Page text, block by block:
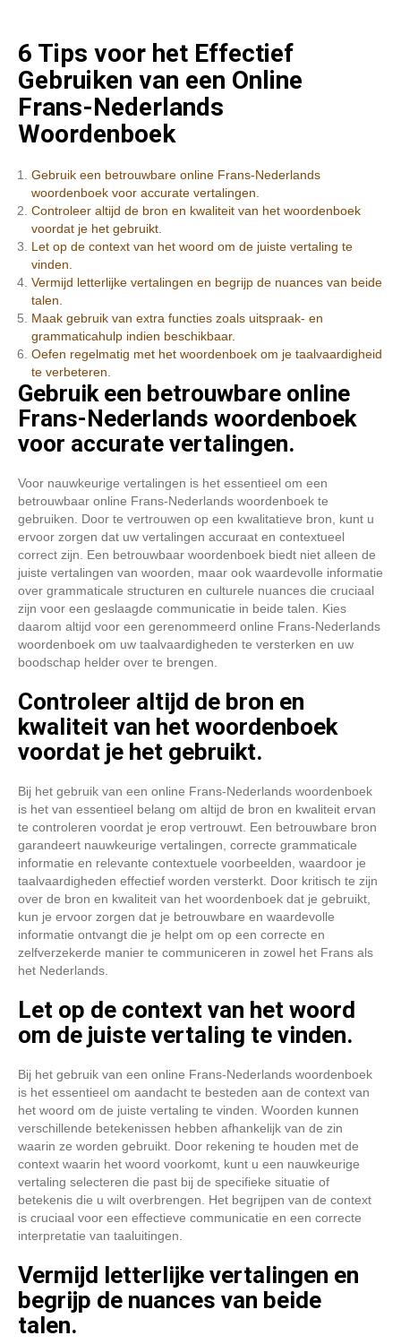
6 Tips voor het Effectief
Gebruiken van een Online
Frans-Nederlands
Woordenboek
Gebruik een betrouwbare online Frans-Nederlands
woordenboek voor accurate vertalingen.
Controleer altijd de bron en kwaliteit van het woordenboek
voordat je het gebruikt.
Let op de context van het woord om de juiste vertaling te
vinden.
Vermijd letterlijke vertalingen en begrijp de nuances van beide
talen.
Maak gebruik van extra functies zoals uitspraak- en
grammaticahulp indien beschikbaar.
Oefen regelmatig met het woordenboek om je taalvaardigheid
te verbeteren.
Gebruik een betrouwbare online
Frans-Nederlands woordenboek
voor accurate vertalingen.
Voor nauwkeurige vertalingen is het essentieel om een
betrouwbaar online Frans-Nederlands woordenboek te
gebruiken. Door te vertrouwen op een kwalitatieve bron, kunt u
ervoor zorgen dat uw vertalingen accuraat en contextueel
correct zijn. Een betrouwbaar woordenboek biedt niet alleen de
juiste vertalingen van woorden, maar ook waardevolle informatie
over grammaticale structuren en culturele nuances die cruciaal
zijn voor een geslaagde communicatie in beide talen. Kies
daarom altijd voor een gerenommeerd online Frans-Nederlands
woordenboek om uw taalvaardigheden te versterken en uw
boodschap helder over te brengen.
Controleer altijd de bron en
kwaliteit van het woordenboek
voordat je het gebruikt.
Bij het gebruik van een online Frans-Nederlands woordenboek
is het van essentieel belang om altijd de bron en kwaliteit ervan
te controleren voordat je erop vertrouwt. Een betrouwbare bron
garandeert nauwkeurige vertalingen, correcte grammaticale
informatie en relevante contextuele voorbeelden, waardoor je
taalvaardigheden effectief worden versterkt. Door kritisch te zijn
over de bron en kwaliteit van het woordenboek dat je gebruikt,
kun je ervoor zorgen dat je betrouwbare en waardevolle
informatie ontvangt die je helpt om op een correcte en
zelfverzekerde manier te communiceren in zowel het Frans als
het Nederlands.
Let op de context van het woord
om de juiste vertaling te vinden.
Bij het gebruik van een online Frans-Nederlands woordenboek
is het essentieel om aandacht te besteden aan de context van
het woord om de juiste vertaling te vinden. Woorden kunnen
verschillende betekenissen hebben afhankelijk van de zin
waarin ze worden gebruikt. Door rekening te houden met de
context waarin het woord voorkomt, kunt u een nauwkeurige
vertaling selecteren die past bij de specifieke situatie of
betekenis die u wilt overbrengen. Het begrijpen van de context
is cruciaal voor een effectieve communicatie en een correcte
interpretatie van taaluitingen.
Vermijd letterlijke vertalingen en
begrijp de nuances van beide
talen.